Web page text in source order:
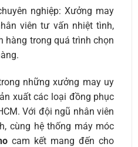
nghiệp: Xưởng may
viên tư vấn nhiệt tình,
hàng trong quá trình chọn
những xưởng may uy
xuất các loại đồng phục
Với đội ngũ nhân viên
cùng hệ thống máy móc
cam kết mang đến cho